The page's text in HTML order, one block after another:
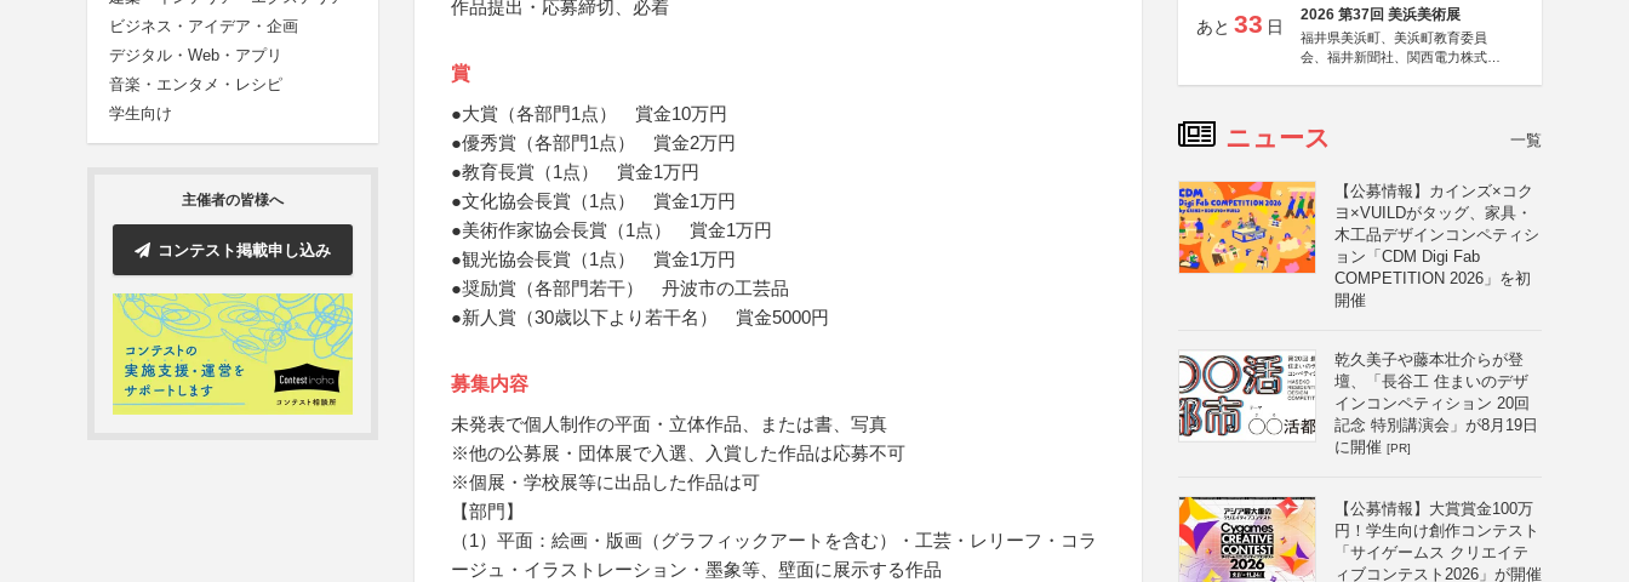
ビジネス・アイデア・企画
デジタル・Web・アプリ
音楽・エンタメ・レシピ
学生向け
主催者の皆様へ
コンテスト掲載申し込み
作品提出・応募締切、必着
賞
●大賞（各部門1点） 賞金10万円
●優秀賞（各部門1点） 賞金2万円
●教育長賞（1点） 賞金1万円
●文化協会長賞（1点） 賞金1万円
●美術作家協会長賞（1点） 賞金1万円
●観光協会長賞（1点） 賞金1万円
●奨励賞（各部門若干） 丹波市の工芸品
●新人賞（30歳以下より若干名） 賞金5000円
募集内容
未発表で個人制作の平面・立体作品、または書、写真
※他の公募展・団体展で入選、入賞した作品は応募不可
※個展・学校展等に出品した作品は可
【部門】
（1）平面：絵画・版画（グラフィックアートを含む）・工芸・レリーフ・コラ
ージュ・イラストレーション・墨象等、壁面に展示する作品
あと 33 日
2026 第37回 美浜美術展
福井県美浜町、美浜町教育委員
会、福井新聞社、関西電力株式会
ニュース 一覧
【公募情報】カインズ×コク
ヨ×VUILDがタッグ、家具・
木工品デザインコンペティシ
ョン「CDM Digi Fab
COMPETITION 2026」を初
開催
乾久美子や藤本壮介らが登
壇、「長谷工 住まいのデザ
インコンペティション 20回
記念 特別講演会」が8月19日
に開催 [PR]
【公募情報】大賞賞金100万
円！学生向け創作コンテスト
「サイゲームス クリエイテ
ィブコンテスト2026」が開催